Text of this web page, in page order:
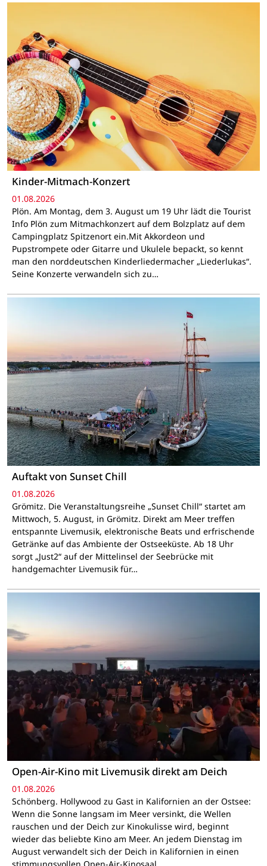
Kinder-Mitmach-Konzert
01.08.2026
Plön. Am Montag, dem 3. August um 19 Uhr lädt die Tourist
Info Plön zum Mitmachkonzert auf dem Bolzplatz auf dem
Campingplatz Spitzenort ein.Mit Akkordeon und
Pupstrompete oder Gitarre und Ukulele bepackt, so kennt
man den norddeutschen Kinderliedermacher „Liederlukas“.
Seine Konzerte verwandeln sich zu…
Auftakt von Sunset Chill
01.08.2026
Grömitz. Die Veranstaltungsreihe „Sunset Chill“ startet am
Mittwoch, 5. August, in Grömitz. Direkt am Meer treffen
entspannte Livemusik, elektronische Beats und erfrischende
Getränke auf das Ambiente der Ostseeküste. Ab 18 Uhr
sorgt „Just2“ auf der Mittelinsel der Seebrücke mit
handgemachter Livemusik für…
Open-Air-Kino mit Livemusik direkt am Deich
01.08.2026
Schönberg. Hollywood zu Gast in Kalifornien an der Ostsee:
Wenn die Sonne langsam im Meer versinkt, die Wellen
rauschen und der Deich zur Kinokulisse wird, beginnt
wieder das beliebte Kino am Meer. An jedem Dienstag im
August verwandelt sich der Deich in Kalifornien in einen